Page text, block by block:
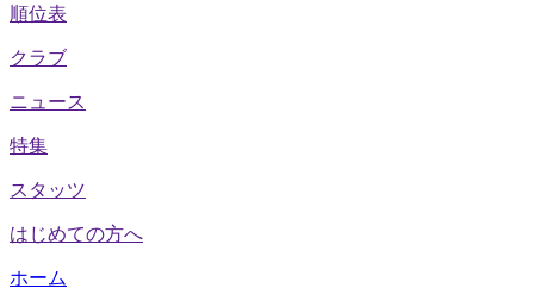
順位表
クラブ
ニュース
特集
スタッツ
はじめての方へ
ホーム